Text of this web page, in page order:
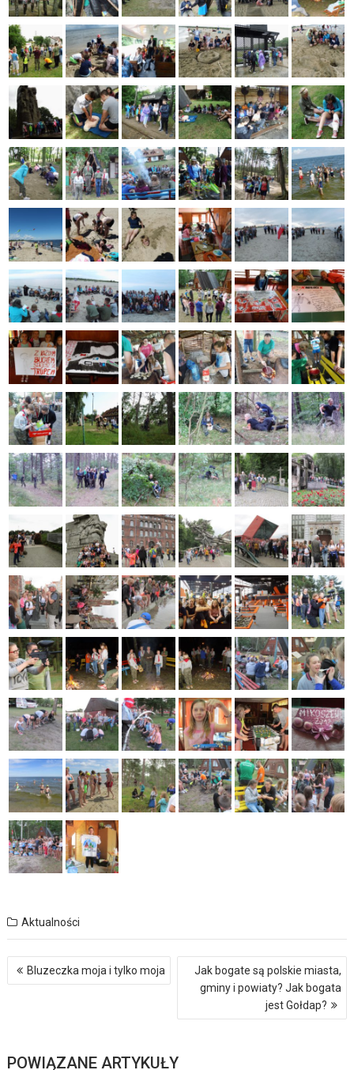
Aktualności
Nawigacja
wpisuBluzeczka moja i tylko moja
Jak bogate są polskie miasta,
gminy i powiaty? Jak bogata
jest Gołdap?
POWIĄZANE ARTYKUŁY